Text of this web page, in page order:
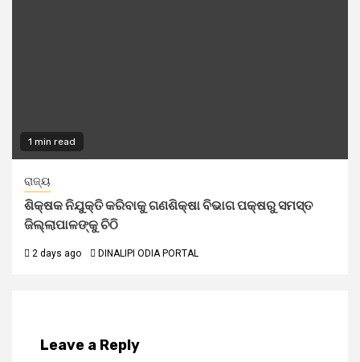
1 min read
ରାଜ୍ୟ
ଶିକ୍ଷକ ନିଯୁକ୍ତି କରିବାକୁ ଗଣଶିକ୍ଷା ବିଭାଗ ପକ୍ଷରୁ ସମସ୍ତ
ଜିଲ୍ଲାପାଳଙ୍କୁ ଚିଠି
2 days ago DINALIPI ODIA PORTAL
Leave a Reply